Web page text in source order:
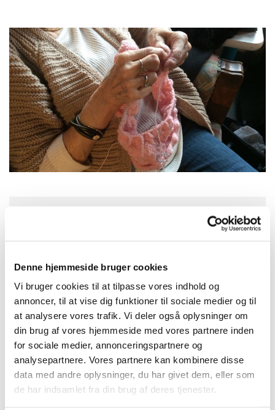
Denne hjemmeside bruger cookies
Vi bruger cookies til at tilpasse vores indhold og
annoncer, til at vise dig funktioner til sociale medier og til
at analysere vores trafik. Vi deler også oplysninger om
din brug af vores hjemmeside med vores partnere inden
for sociale medier, annonceringspartnere og
analysepartnere. Vores partnere kan kombinere disse
data med andre oplysninger, du har givet dem, eller som
de har indsamlet fra din brug af deres tjenester.
Mandag 24. januar 2028, kl. 10:00
Kirkepladsen 3, 4800 Nykøbing F,
Kirkepladsen 3, 4800 Nykøbing
Falster
Hver anden mandag, i ulige uger, mødes
strikkegruppen ved Klosterkirken kl. 10 – 12 i
klosterfløjen. Der strikkes til væresteder,